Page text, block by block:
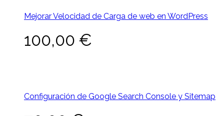
Mejorar Velocidad de Carga de web en WordPress
100,00 €
Configuración de Google Search Console y Sitemap